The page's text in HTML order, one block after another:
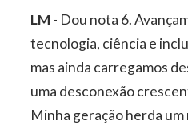
LM - Dou nota 6.
tecnologia, ciência e
mas ainda carregamos
uma desconexão
Minha geração herda